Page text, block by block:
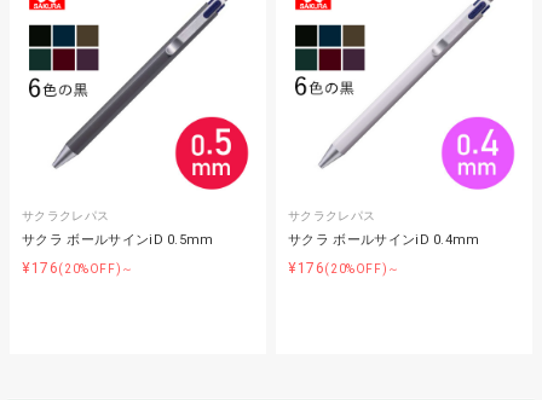
サクラクレパス
サクラ ボールサインiD 0.5mm
¥176(20%OFF)～
サクラクレパス
サクラ ボールサインiD 0.4mm
¥176(20%OFF)～